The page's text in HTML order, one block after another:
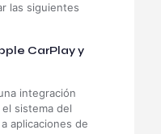
las siguientes
CarPlay y
integración
sistema del
aplicaciones de